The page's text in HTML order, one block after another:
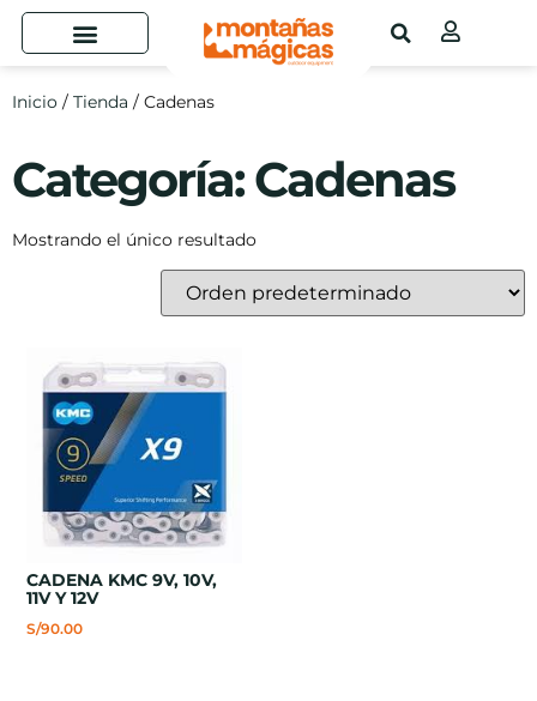
Inicio / Tienda / Cadenas
Categoría: Cadenas
Mostrando el único resultado
CADENA KMC 9V, 10V,
11V Y 12V
S/90.00